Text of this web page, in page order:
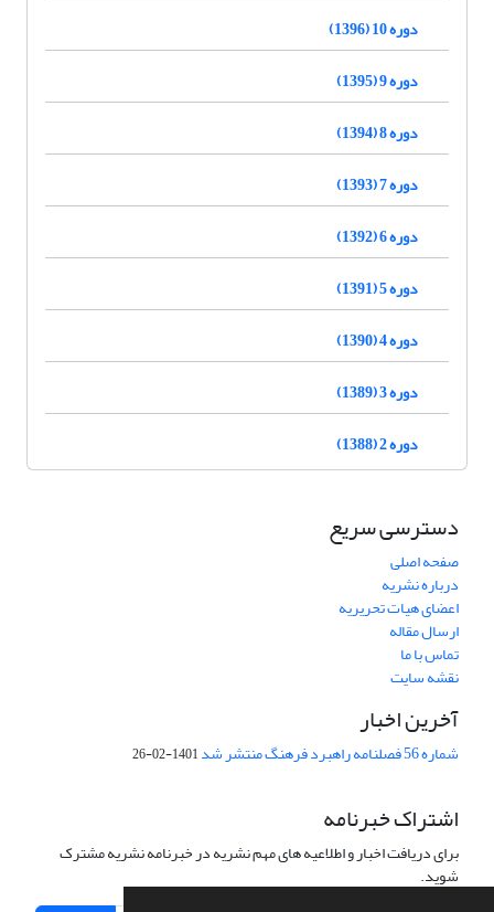
دوره 10 (1396)
دوره 9 (1395)
دوره 8 (1394)
دوره 7 (1393)
دوره 6 (1392)
دوره 5 (1391)
دوره 4 (1390)
دوره 3 (1389)
دوره 2 (1388)
دسترسی سریع
صفحه اصلی
درباره نشریه
اعضای هیات تحریریه
ارسال مقاله
تماس با ما
نقشه سایت
آخرین اخبار
شماره 56 فصلنامه راهبرد فرهنگ منتشر شد 1401-02-26
اشتراک خبرنامه
برای دریافت اخبار و اطلاعیه های مهم نشریه در خبرنامه نشریه مشترک
شوید.